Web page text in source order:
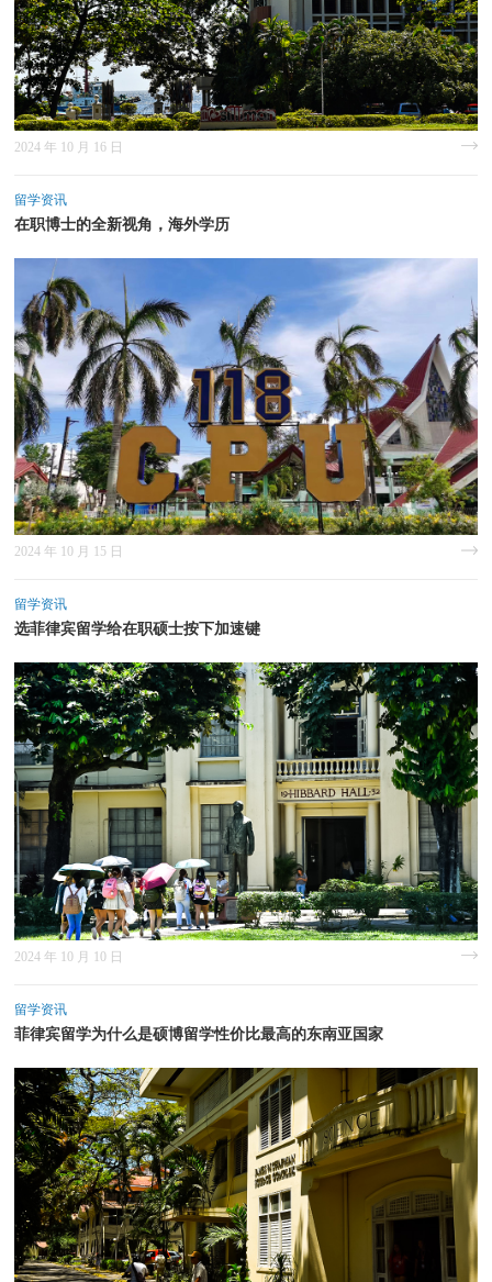
2024 年 10 月 16 日
留学资讯
在职博士的全新视角，海外学历
2024 年 10 月 15 日
留学资讯
选菲律宾留学给在职硕士按下加速键
2024 年 10 月 10 日
留学资讯
菲律宾留学为什么是硕博留学性价比最高的东南亚国家